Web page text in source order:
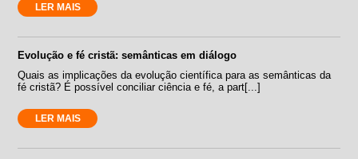
LER MAIS
Evolução e fé cristã: semânticas em diálogo
Quais as implicações da evolução científica para as semânticas da
fé cristã? É possível conciliar ciência e fé, a part[...]
LER MAIS